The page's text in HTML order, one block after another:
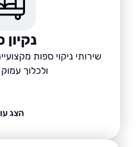
נקיון ספות
שירותי ניקוי ספות מקצועיים
ולכלוך עמוק מבד